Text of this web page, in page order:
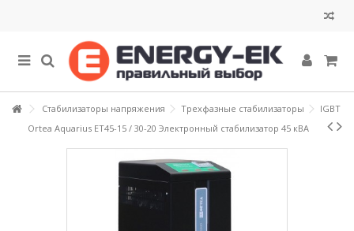
Стабилизаторы напряжения Трехфазные стабилизаторы
IGBT
Ortea Aquarius ET45-15 / 30-20 Электронный стабилизатор 45 кВА